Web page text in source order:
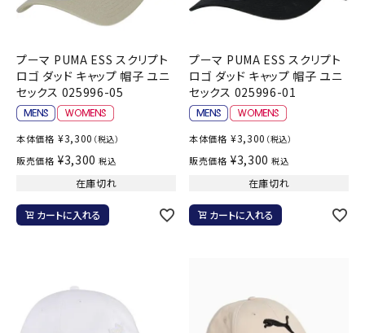
プーマ PUMA ESS スクリプト
ロゴ ダッド キャップ 帽子 ユニ
セックス 025996-05
本体価格 ¥3,300 （税込）
販売価格 ¥3,300 税込
在庫切れ
カートに入れる
プーマ PUMA ESS スクリプト
ロゴ ダッド キャップ 帽子 ユニ
セックス 025996-01
本体価格 ¥3,300 （税込）
販売価格 ¥3,300 税込
在庫切れ
カートに入れる